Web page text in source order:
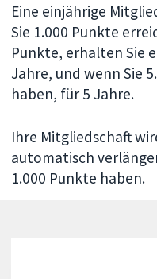
Eine einjährige
Sie 1.000 Punkte
Punkte, erhalten Sie
Jahre, und wenn Sie
haben, für 5 Jahre.
Ihre Mitgliedschaft
automatisch
1.000 Punkte haben.